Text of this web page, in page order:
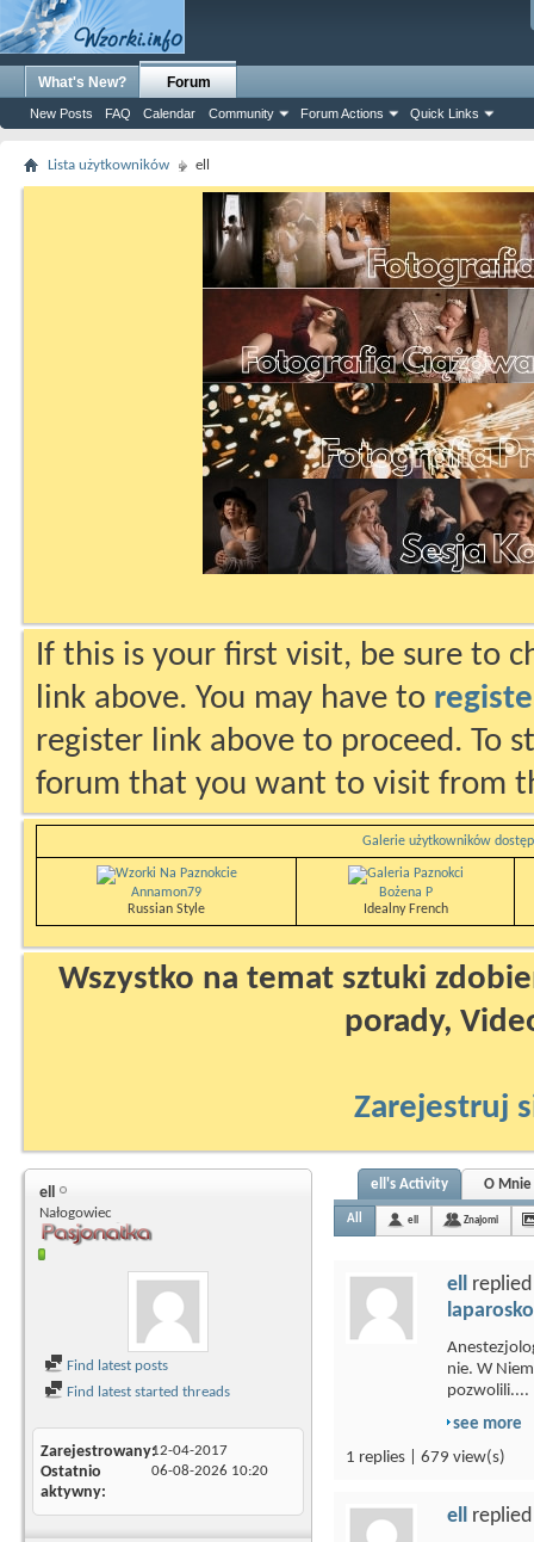
What's New? Forum
New Posts FAQ Calendar Community Forum Actions Quick Links
Lista użytkowników ell
If this is your first visit, be sure to
link above. You may have to
register link above to proceed. To
forum that you want to visit from
Galerie użytkowników
Annamon79
Russian Style
Bożena P
Idealny French
Wszystko na temat sztuki
porady,
Zarejestruj
ell
Nałogowiec
Find latest posts
Find latest started threads
Zarejestrowany12-04-2017
Ostatnio
aktywny
06-08-2026 10:20
ell's Activity O Mnie
All ell Znajomi
ell
nie. W
pozwolili....
see more
1 replies | 679 view(s)
ell